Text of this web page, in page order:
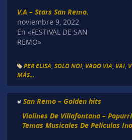
V.A – Stars San Remo.
noviembre 9, 2022
En «FESTIVAL DE SAN
REMO»
PER ELISA SOLO NOI, VADO VIA VAI,
MÁS...
« San Remo – Golden hits
Violines De Villafontana –
Temas Musicales De Películas